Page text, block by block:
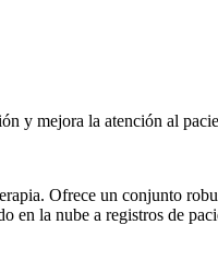
y mejora la atención al
Ofrece un conjunto
la nube a registros de